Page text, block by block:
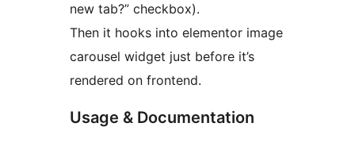
new tab?” checkbox).
Then it hooks into elementor image
carousel widget just before it’s
rendered on frontend.
Usage & Documentation